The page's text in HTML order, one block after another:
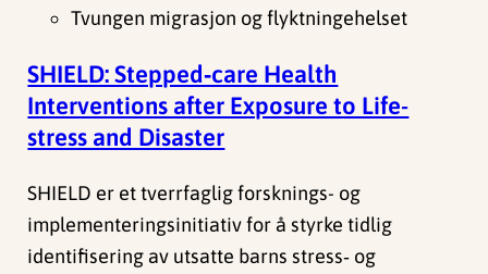
Tvungen migrasjon og flyktningehelset
SHIELD: Stepped‑care Health
Interventions after Exposure to Life-
stress and Disaster
SHIELD er et tverrfaglig forsknings- og
implementeringsinitiativ for å styrke tidlig
identifisering av utsatte barns stress‑ og